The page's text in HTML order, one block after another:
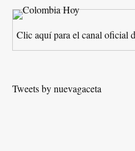
Clic aquí para el canal oficial
Tweets by nuevagaceta